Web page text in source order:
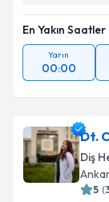
En Yakın Saatler
Yarın
00:00
Dt.
Diş
5 (